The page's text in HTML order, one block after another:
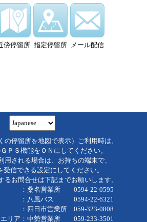
傍停留所 指定停留所 メール配信
の停留所を地図で表示）ご利用時は、
ＰＳ機能をＯＮにしてください。
用される場合は、お持ちの端末で、
信できる設定にしてください。
るお問合せは下記までお願いします。
桑名営業所 0594-22-0595
ス 0594-22-6321
：四日市営業所 059-323-0808
リア：中勢営業所 059-233-3501